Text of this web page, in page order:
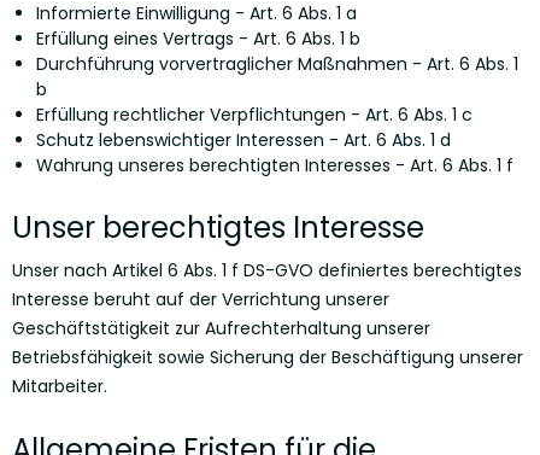
Informierte Einwilligung - Art. 6 Abs. 1 a
Erfüllung eines Vertrags - Art. 6 Abs. 1 b
Durchführung vorvertraglicher Maßnahmen - Art. 6 Abs. 1
b
Erfüllung rechtlicher Verpflichtungen - Art. 6 Abs. 1 c
Schutz lebenswichtiger Interessen - Art. 6 Abs. 1 d
Wahrung unseres berechtigten Interesses - Art. 6 Abs. 1 f
Unser berechtigtes Interesse
Unser nach Artikel 6 Abs. 1 f DS-GVO definiertes berechtigtes
Interesse beruht auf der Verrichtung unserer
Geschäftstätigkeit zur Aufrechterhaltung unserer
Betriebsfähigkeit sowie Sicherung der Beschäftigung unserer
Mitarbeiter.